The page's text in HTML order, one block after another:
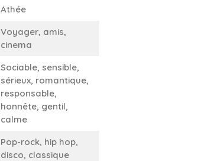
Athée
Voyager, amis,
cinema
Sociable, sensible,
sérieux, romantique,
responsable,
honnête, gentil,
calme
Pop-rock, hip hop,
disco, classique